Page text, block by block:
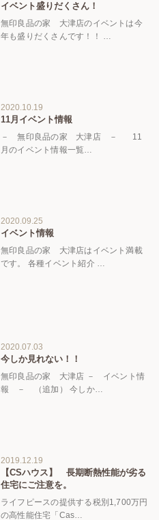
イベント盛りだくさん！
無印良品の家 大津店のイベントは今
年も盛りだくさんです！！ …
2020.10.19
11月イベント情報
－ 無印良品の家 大津店 － 11
月のイベント情報一覧…
2020.09.25
イベント情報
無印良品の家 大津店はイベント満載
です。 各種イベント紹介 …
2020.07.03
今しか見れない！！
無印良品の家 大津店 － イベント情
報 － （追加） 今しか…
2019.12.19
【CSハウス】 長期断熱性能が劣る
住宅にご注意を。
ライフピースの提供する税別1,700万円
の高性能住宅「Cas…